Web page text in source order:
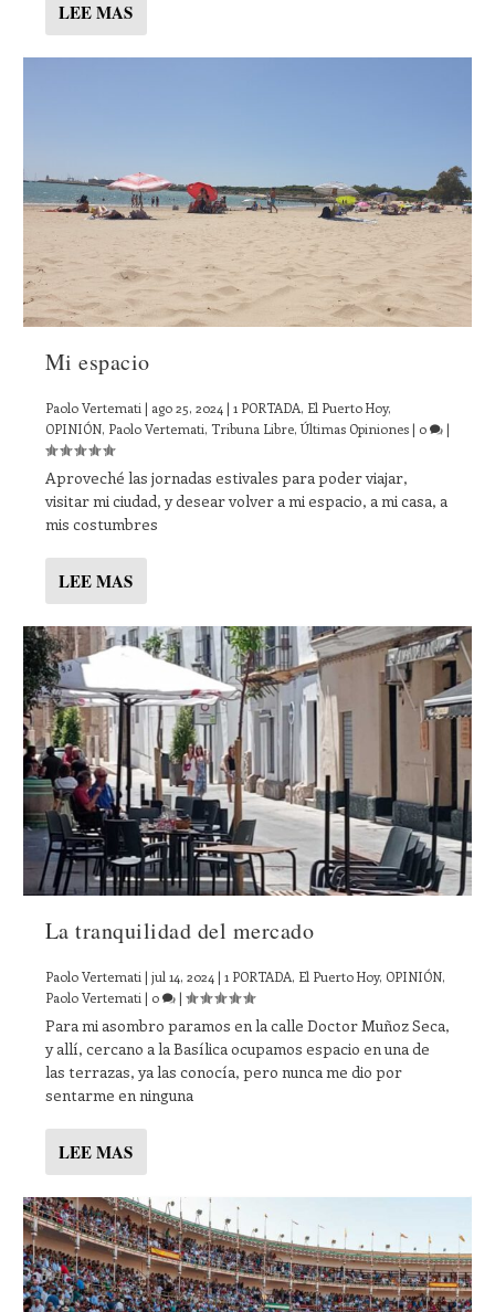
LEE MAS
Mi espacio
Paolo Vertemati | ago 25, 2024 | 1 PORTADA, El Puerto Hoy,
OPINIÓN, Paolo Vertemati, Tribuna Libre, Últimas Opiniones| 0 |
Aproveché las jornadas estivales para poder viajar,
visitar mi ciudad, y desear volver a mi espacio, a mi casa, a
mis costumbres
LEE MAS
La tranquilidad del mercado
Paolo Vertemati | jul 14, 2024 | 1 PORTADA, El Puerto Hoy, OPINIÓN,
Paolo Vertemati | 0 |
Para mi asombro paramos en la calle Doctor Muñoz Seca,
y allí, cercano a la Basílica ocupamos espacio en una de
las terrazas, ya las conocía, pero nunca me dio por
sentarme en ninguna
LEE MAS